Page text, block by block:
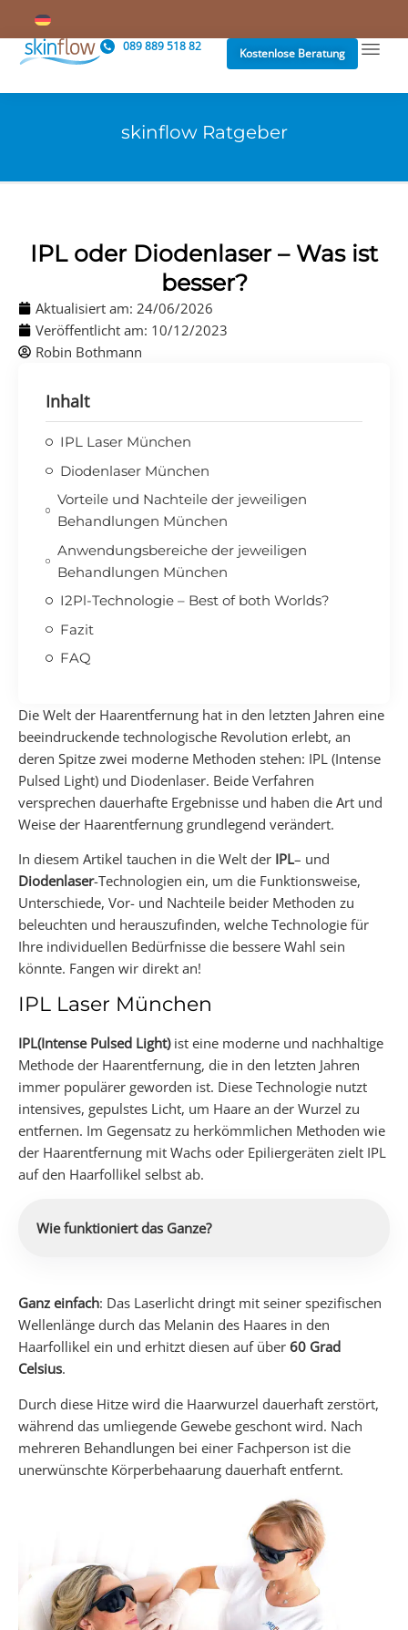
089 889 518 82 Kostenlose Beratung
skinflow Ratgeber
IPL oder Diodenlaser – Was ist
besser?
Aktualisiert am: 24/06/2026
Veröffentlicht am: 10/12/2023
Robin Bothmann
Inhalt
IPL Laser München
Diodenlaser München
Vorteile und Nachteile der jeweiligen
Behandlungen München
Anwendungsbereiche der jeweiligen
Behandlungen München
I2Pl-Technologie – Best of both Worlds?
Fazit
FAQ
Die Welt der Haarentfernung hat in den letzten Jahren eine
beeindruckende technologische Revolution erlebt, an
deren Spitze zwei moderne Methoden stehen: IPL (Intense
Pulsed Light) und Diodenlaser. Beide Verfahren
versprechen dauerhafte Ergebnisse und haben die Art und
Weise der Haarentfernung grundlegend verändert.
In diesem Artikel tauchen in die Welt der IPL– und
Diodenlaser-Technologien ein, um die Funktionsweise,
Unterschiede, Vor- und Nachteile beider Methoden zu
beleuchten und herauszufinden, welche Technologie für
Ihre individuellen Bedürfnisse die bessere Wahl sein
könnte. Fangen wir direkt an!
IPL Laser München
IPL(Intense Pulsed Light)ist eine moderne und nachhaltige
Methode der Haarentfernung, die in den letzten Jahren
immer populärer geworden ist. Diese Technologie nutzt
intensives, gepulstes Licht, um Haare an der Wurzel zu
entfernen. Im Gegensatz zu herkömmlichen Methoden wie
der Haarentfernung mit Wachs oder Epiliergeräten zielt IPL
auf den Haarfollikel selbst ab.
Wie funktioniert das Ganze?
Ganz einfach: Das Laserlicht dringt mit seiner spezifischen
Wellenlänge durch das Melanin des Haares in den
Haarfollikel ein und erhitzt diesen auf über 60 Grad
Celsius.
Durch diese Hitze wird die Haarwurzel dauerhaft zerstört,
während das umliegende Gewebe geschont wird. Nach
mehreren Behandlungen bei einer Fachperson ist die
unerwünschte Körperbehaarung dauerhaft entfernt.